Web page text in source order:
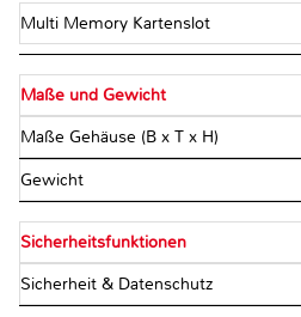
Multi Memory Kartenslot
Maße und Gewicht
Maße Gehäuse (B x T x H)
Gewicht
Sicherheitsfunktionen
Sicherheit & Datenschutz